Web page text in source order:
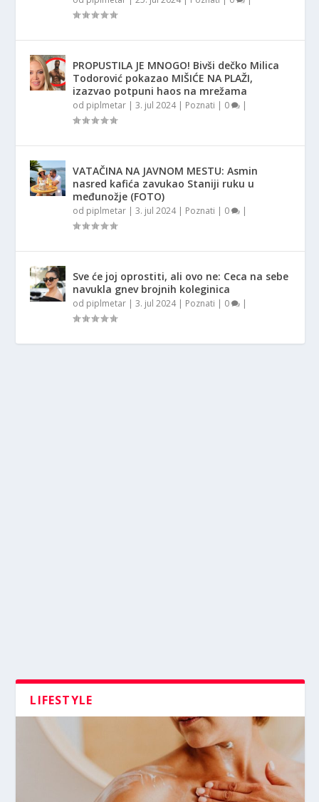
PROPUSTILA JE MNOGO! Bivši dečko Milica
Todorović pokazao MIŠIĆE NA PLAŽI,
izazvao potpuni haos na mrežama
od piplmetar |3. jul 2024| Poznati | 0 |
VATAČINA NA JAVNOM MESTU: Asmin
nasred kafića zavukao Staniji ruku u
međunožje (FOTO)
od piplmetar |3. jul 2024| Poznati | 0 |
Sve će joj oprostiti, ali ovo ne: Ceca na sebe
navukla gnev brojnih koleginica
od piplmetar |3. jul 2024| Poznati | 0 |
LIFESTYLE